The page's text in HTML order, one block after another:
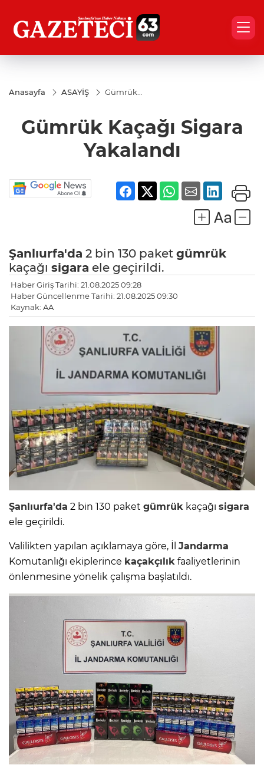
Anasayfa ASAYİŞ
Gümrük
Yakalandı
Gümrük Kaçağı Sigara
Yakalandı
Şanlıurfa'da 2 bin 130 paket gümrük
kaçağı sigara ele geçirildi.
Haber Giriş Tarihi: 21.08.2025 09:28
Haber Güncellenme Tarihi: 21.08.2025 09:30
Kaynak: AA
Şanlıurfa'da 2 bin 130 paket gümrük kaçağı sigara
ele geçirildi.
Valilikten yapılan açıklamaya göre, İl Jandarma
Komutanlığı ekiplerince kaçakçılık faaliyetlerinin
önlenmesine yönelik çalışma başlatıldı.